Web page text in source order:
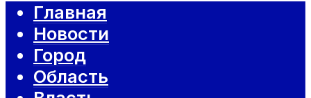
Главная
Новости
Город
Область